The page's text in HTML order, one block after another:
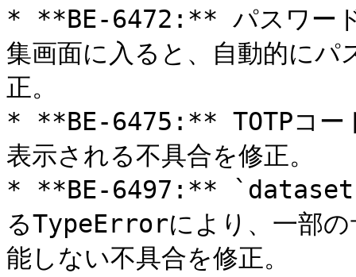
* **BE-6472:** パスワード
集画面に入ると、自動的にパ
正。
* **BE-6475:** TOTPコー
表示される不具合を修正。
* **BE-6497:** `dataset`
るTypeErrorにより、一部の
能しない不具合を修正。